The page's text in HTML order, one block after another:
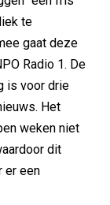
te
gaat deze
Radio 1. De
is voor drie
Het
weken niet
dit
er een